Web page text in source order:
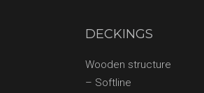
DECKINGS
Wooden structure
– Softline